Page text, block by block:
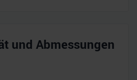
und Abmessungen